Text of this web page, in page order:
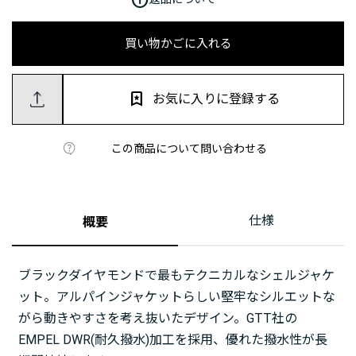
買い物かごに入れる
この商品について問い合わせる
お気に入りに登録する
概要 仕様
ブラックダイヤモンドで最もテクニカルなシェルジャケ
ット。アルパインジャケットらしい堅牢なシルエットな
がら動きやすさを考え抜いたデザイン。GTT社の
EMPEL DWR(耐久撥水)加工を採用、優れた撥水性が長